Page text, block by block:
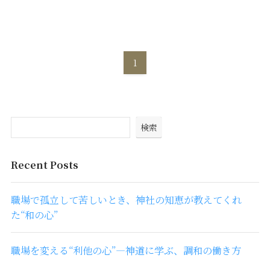
1
検索
Recent Posts
職場で孤立して苦しいとき、神社の知恵が教えてくれ
た“和の心”
職場を変える“利他の心”―神道に学ぶ、調和の働き方